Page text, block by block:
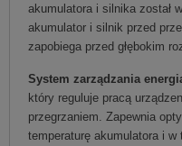
akumulatora i silnika został
akumulator i silnik przed
zapobiega przed głębokim
System zarządzania
który reguluje pracą
przegrzaniem. Zapewnia
temperaturę akumulatora i